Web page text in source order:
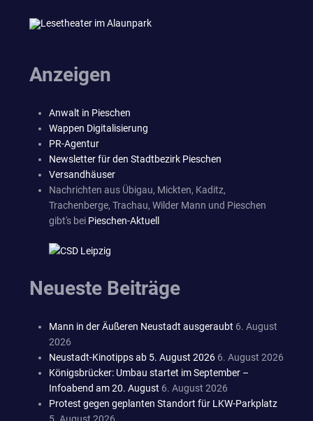
Anzeigen
Anwalt in Pieschen
Wappen Digitalisierung
PR-Agentur
Newsletter für den Stadtbezirk Pieschen
Versandhäuser
Nachrichten aus Übigau, Mickten, Kaditz,
Trachenberge, Trachau, Wilder Mann und Pieschen
gibt's bei Pieschen-Aktuell
Neueste Beiträge
Mann in der Äußeren Neustadt ausgeraubt 6. August
2026
Neustadt-Kinotipps ab 5. August 2026 6. August 2026
Königsbrücker: Umbau startet im September –
Infoabend am 20. August 6. August 2026
Protest gegen geplanten Standort für LKW-Parkplatz
5. August 2026